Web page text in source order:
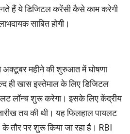
हैं ये डिजिटल करेंसी कैसे काम करेगी
साबित होगी।
अक्टूबर महीने की शुरुआत में घोषणा
ही खास इस्तेमाल के लिए डिजिटल
लॉन्च शुरू करेगा। इसके लिए केंद्रीय
तय की थी। यह फिलहाल पायलट
तौर पर शुरू किया जा रहा है। RBI